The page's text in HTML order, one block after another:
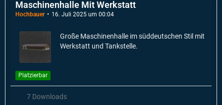
Maschinenhalle Mit Werkstatt
Hochbauer 16. Juli 2025 um 00:04
Große Maschinenhalle im süddeutschen Stil mit
Werkstatt und Tankstelle.
Platzierbar
7 Downloads